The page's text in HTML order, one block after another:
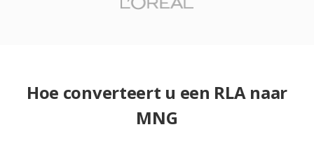
Hoe converteert u een RLA naar
MNG